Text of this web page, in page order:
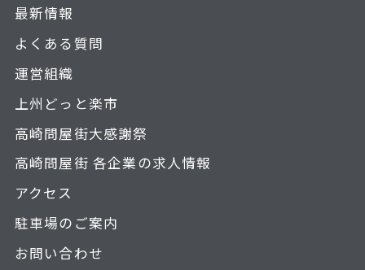
最新情報
よくある質問
運営組織
上州どっと楽市
高崎問屋街大感謝祭
高崎問屋街 各企業の求人情報
アクセス
駐車場のご案内
お問い合わせ